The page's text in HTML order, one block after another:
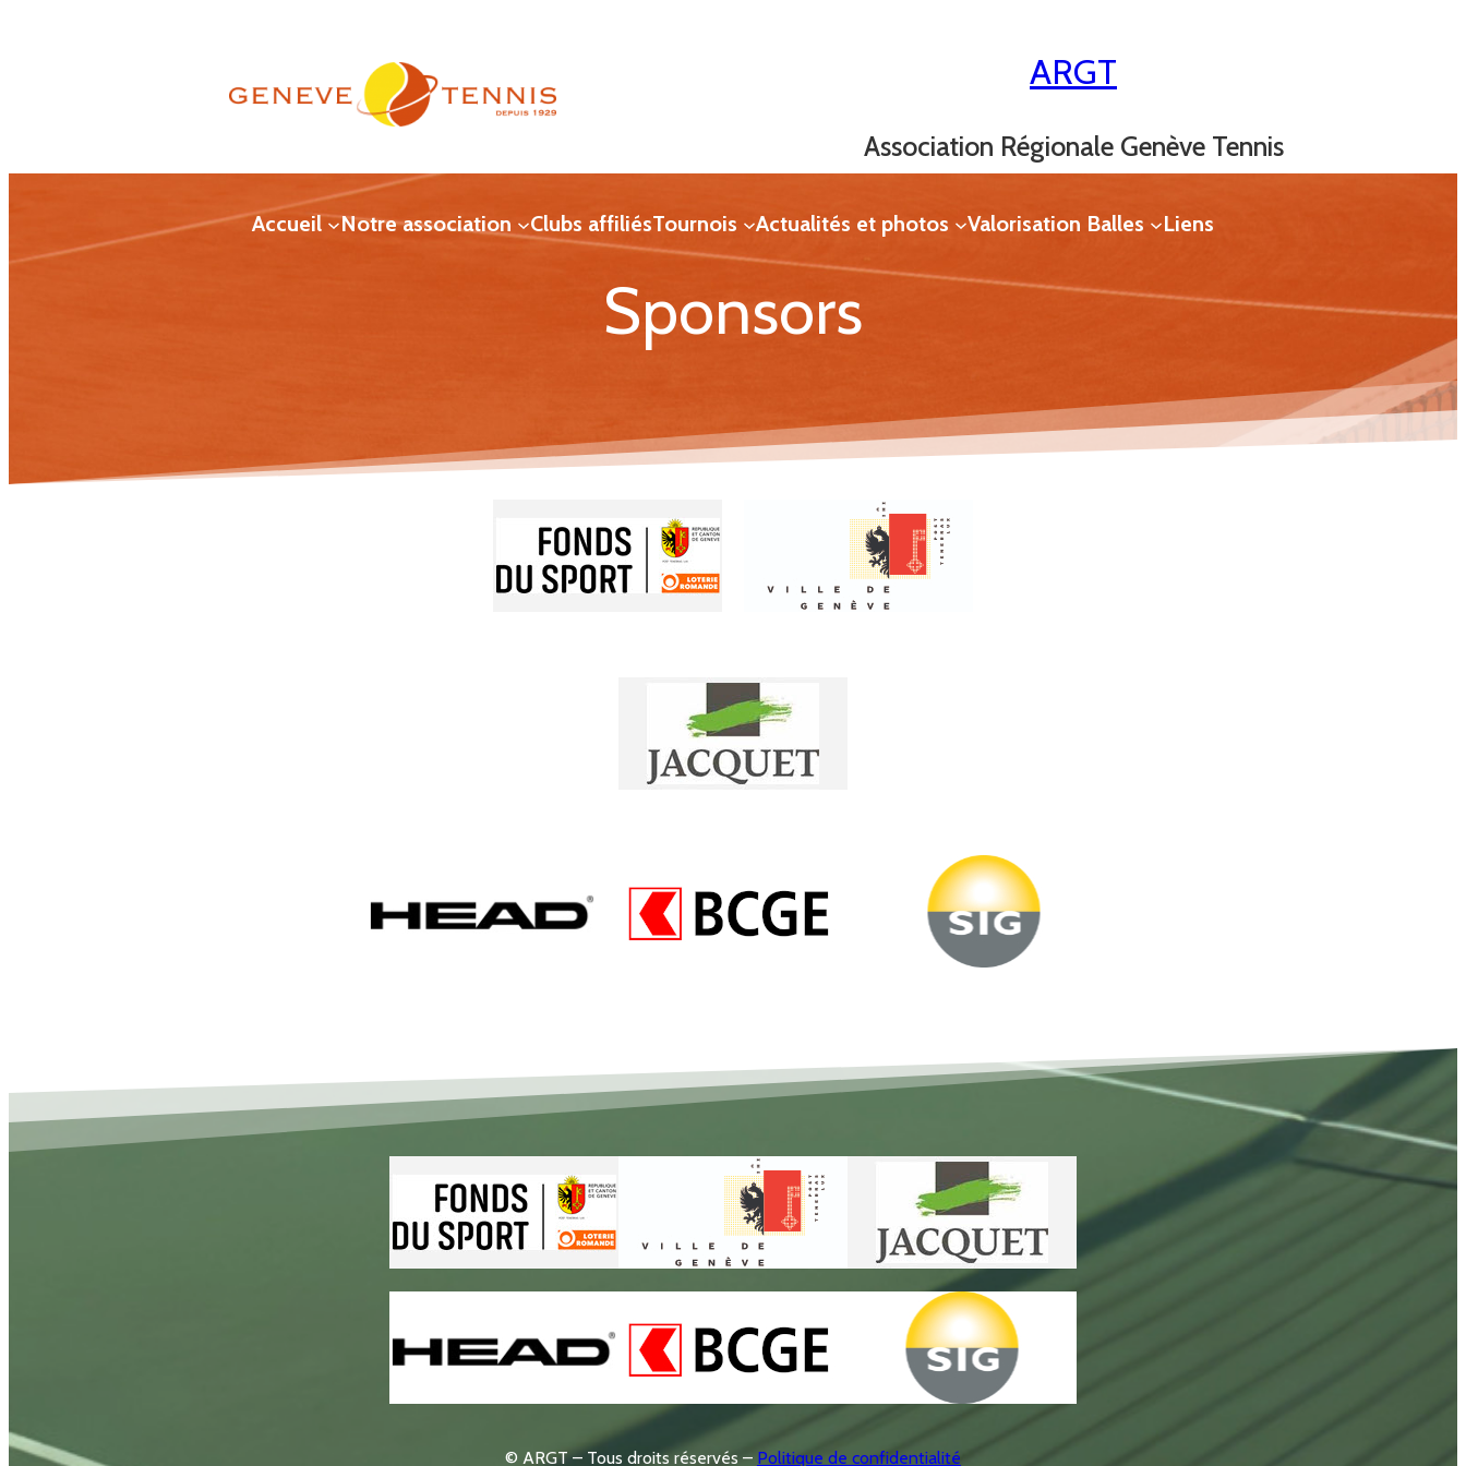
ARGT
Association Régionale Genève Tennis
Accueil Notre association Clubs affiliésTournois Actualités et photos Valorisation Balles Liens
Sponsors
© ARGT – Tous droits réservés – Politique de confidentialité